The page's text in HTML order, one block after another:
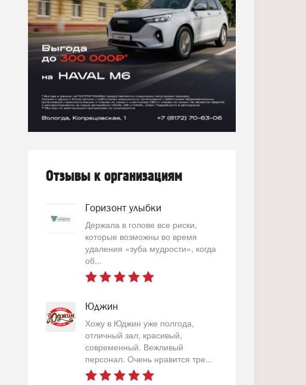
Отзывы к организациям
Горизонт улыбки
Держала в голове все риски,
которые возможны во время
удаления «зуба мудрости», когда
об...
Юджин
Хожу в Юджин уже полгода,
отличный зал, красивый,
современный. Вежливый
персонал. Очень нравится тре...